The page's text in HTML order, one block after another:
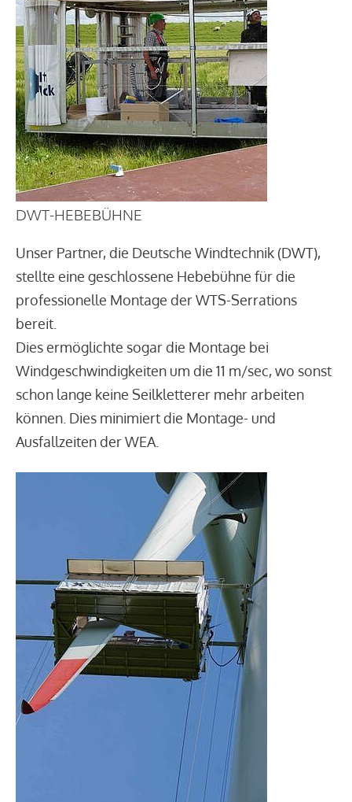
DWT-HEBEBÜHNE
Unser Partner, die Deutsche Windtechnik (DWT),
stellte eine geschlossene Hebebühne für die
professionelle Montage der WTS-Serrations
bereit.
Dies ermöglichte sogar die Montage bei
Windgeschwindigkeiten um die 11 m/sec, wo sonst
schon lange keine Seilkletterer mehr arbeiten
können. Dies minimiert die Montage- und
Ausfallzeiten der WEA.